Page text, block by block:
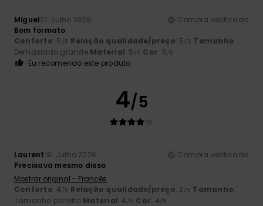
Miguel21. Julho 2026
Compra verificada
Bom formato
Conforto: 5 /5 Relação qualidade/preço: 5 /5 Tamanho:
Demasiado grande Material: 5 /5 Cor: 5/5
Eu recomendo este produto
4/5
Laurent19. Julho 2026
Compra verificada
Precisava mesmo disso
Mostrar original - Francês
Conforto: 4 /5 Relação qualidade/preço: 3 /5 Tamanho:
Tamanho perfeito Material: 4 /5 Cor: 4/5